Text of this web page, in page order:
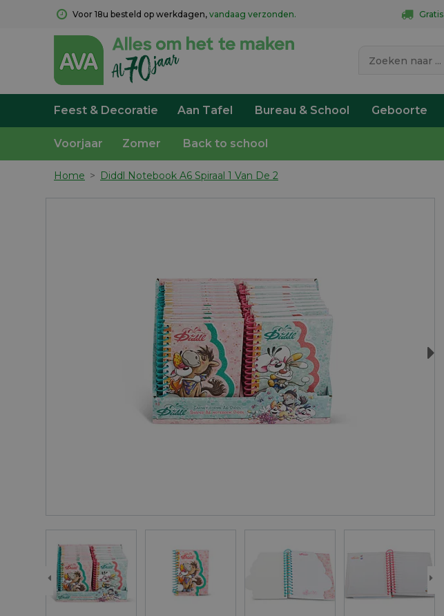
Voor 18u besteld op werkdagen, vandaag verzonden. Gratis
Feest & Decoratie Aan Tafel Bureau & School Geboorte
Voorjaar Zomer Back to school
Home > Diddl Notebook A6 Spiraal 1 Van De 2
Next